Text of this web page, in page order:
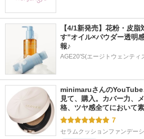
【4/1新発売】花粉・皮
す”オイル×パウダー透明
報♪
AGE20'S(エージトウェンティ
minimaruさんの
見て、購入。カバー力、
格、ツヤ感全てにおいて
7
セラムクッションファンデー